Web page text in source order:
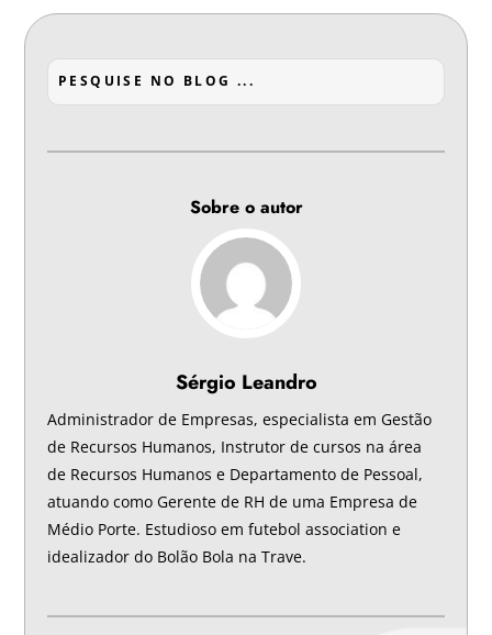
Sobre o autor
Sérgio Leandro
Administrador de Empresas, especialista em Gestão
de Recursos Humanos, Instrutor de cursos na área
de Recursos Humanos e Departamento de Pessoal,
atuando como Gerente de RH de uma Empresa de
Médio Porte. Estudioso em futebol association e
idealizador do Bolão Bola na Trave.